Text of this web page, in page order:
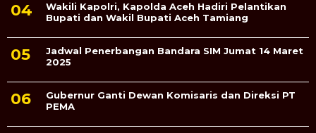
Wakili Kapolri, Kapolda Aceh Hadiri Pelantikan
Bupati dan Wakil Bupati Aceh Tamiang
Jadwal Penerbangan Bandara SIM Jumat 14 Maret
2025
Gubernur Ganti Dewan Komisaris dan Direksi PT
PEMA